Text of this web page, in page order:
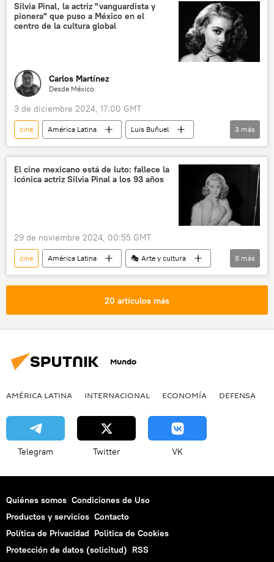
Silvia Pinal, la actriz "vanguardista y
pionera" que puso a México en el
centro de la cultura global
Carlos Martínez
Desde México
3 de diciembre 2024, 17:00 GMT
cine América Latina
Luis Buñuel
México
sociedad 🎭 Arte y cultura
3 más
El cine mexicano está de luto: fallece la
icónica actriz Silvia Pinal a los 93 años
29 de noviembre 2024, 00:55 GMT
cine América Latina
🎭 Arte y cultura
México
Cannes
Hollywood
Salvador Dalí
Luis Buñuel
María Félix
Palacio de Bellas Artes
8 más
20 artículos más
Mundo
AMÉRICA LATINA INTERNACIONAL ECONOMÍA DEFENSA
Telegram Twitter VK
Quiénes somos Condiciones de Uso
Productos y servicios Contacto
Política de Privacidad Politica de Cookies
Protección de datos (solicitud) RSS